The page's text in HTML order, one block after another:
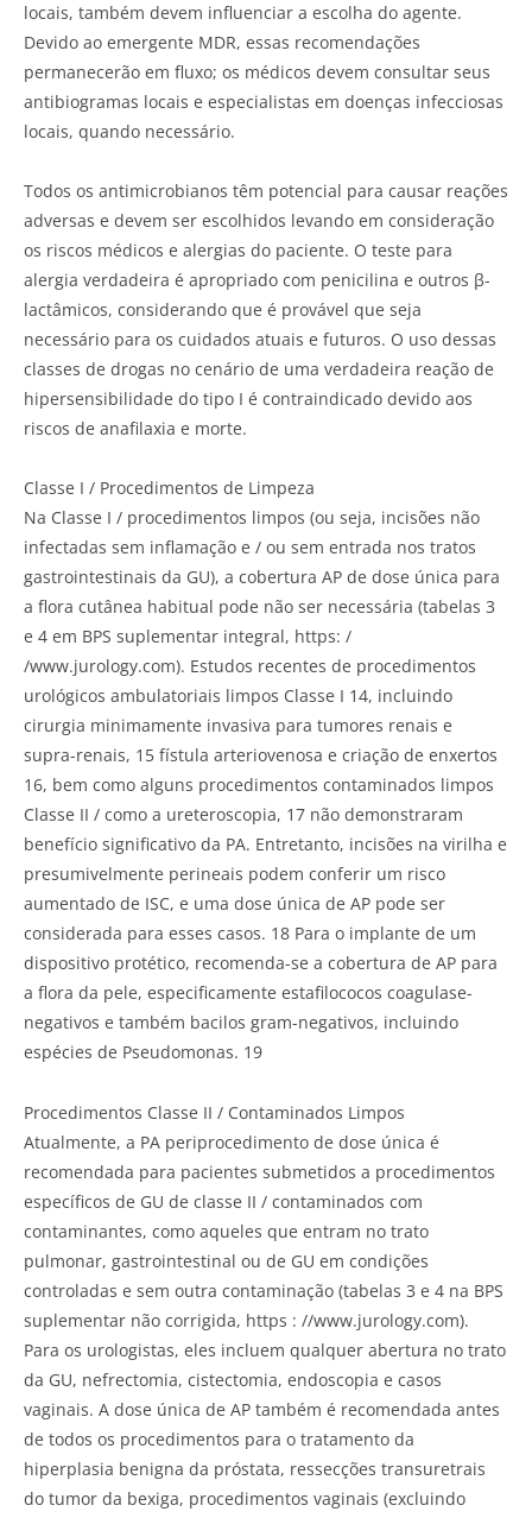
locais, também devem influenciar a escolha do agente.
Devido ao emergente MDR, essas recomendações
permanecerão em fluxo; os médicos devem consultar seus
antibiogramas locais e especialistas em doenças infecciosas
locais, quando necessário.
Todos os antimicrobianos têm potencial para causar reações
adversas e devem ser escolhidos levando em consideração
os riscos médicos e alergias do paciente. O teste para
alergia verdadeira é apropriado com penicilina e outros β-
lactâmicos, considerando que é provável que seja
necessário para os cuidados atuais e futuros. O uso dessas
classes de drogas no cenário de uma verdadeira reação de
hipersensibilidade do tipo I é contraindicado devido aos
riscos de anafilaxia e morte.
Classe I / Procedimentos de Limpeza
Na Classe I / procedimentos limpos (ou seja, incisões não
infectadas sem inflamação e / ou sem entrada nos tratos
gastrointestinais da GU), a cobertura AP de dose única para
a flora cutânea habitual pode não ser necessária (tabelas 3
e 4 em BPS suplementar integral, https: /
/www.jurology.com). Estudos recentes de procedimentos
urológicos ambulatoriais limpos Classe I 14, incluindo
cirurgia minimamente invasiva para tumores renais e
supra-renais, 15 fístula arteriovenosa e criação de enxertos
16, bem como alguns procedimentos contaminados limpos
Classe II / como a ureteroscopia, 17 não demonstraram
benefício significativo da PA. Entretanto, incisões na virilha e
presumivelmente perineais podem conferir um risco
aumentado de ISC, e uma dose única de AP pode ser
considerada para esses casos. 18 Para o implante de um
dispositivo protético, recomenda-se a cobertura de AP para
a flora da pele, especificamente estafilococos coagulase-
negativos e também bacilos gram-negativos, incluindo
espécies de Pseudomonas. 19
Procedimentos Classe II / Contaminados Limpos
Atualmente, a PA periprocedimento de dose única é
recomendada para pacientes submetidos a procedimentos
específicos de GU de classe II / contaminados com
contaminantes, como aqueles que entram no trato
pulmonar, gastrointestinal ou de GU em condições
controladas e sem outra contaminação (tabelas 3 e 4 na BPS
suplementar não corrigida, https : //www.jurology.com).
Para os urologistas, eles incluem qualquer abertura no trato
da GU, nefrectomia, cistectomia, endoscopia e casos
vaginais. A dose única de AP também é recomendada antes
de todos os procedimentos para o tratamento da
hiperplasia benigna da próstata, ressecções transuretrais
do tumor da bexiga, procedimentos vaginais (excluindo